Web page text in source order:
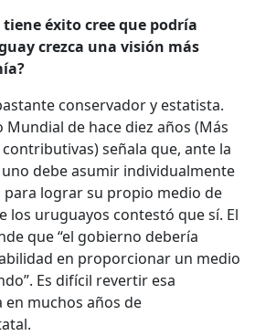
éxito cree que podría
crezca una visión más
conservador y estatista.
Mundial de hace diez años (Más
señala que, ante la
uno debe asumir individualmente
lograr su propio medio de
los uruguayos contestó que sí. El
que “el gobierno debería
en proporcionar un medio
Es difícil revertir esa
muchos años de